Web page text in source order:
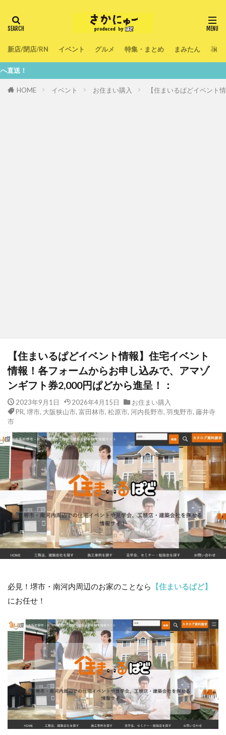
新店/閉店/RN イベント グルメ 特集・まとめ まみたん 暮ら
HOME イベント お住まい購入 【住まいるぱどイベント
【住まいるぱどイベント情報】住宅イベント
情報！各フォームからお申し込みで、アマゾ
ンギフト券2,000円ぱどから進呈！：
2023年9月1日 2026年4月15日
お住まい購入
PR, 堺市, 大阪狭山市, 富田林市, 松原市, 河内長野市, 羽曳野市, 藤井寺
市
必見！堺市・南河内周辺のお家のことなら
【住まいるぱど】
にお任せ！